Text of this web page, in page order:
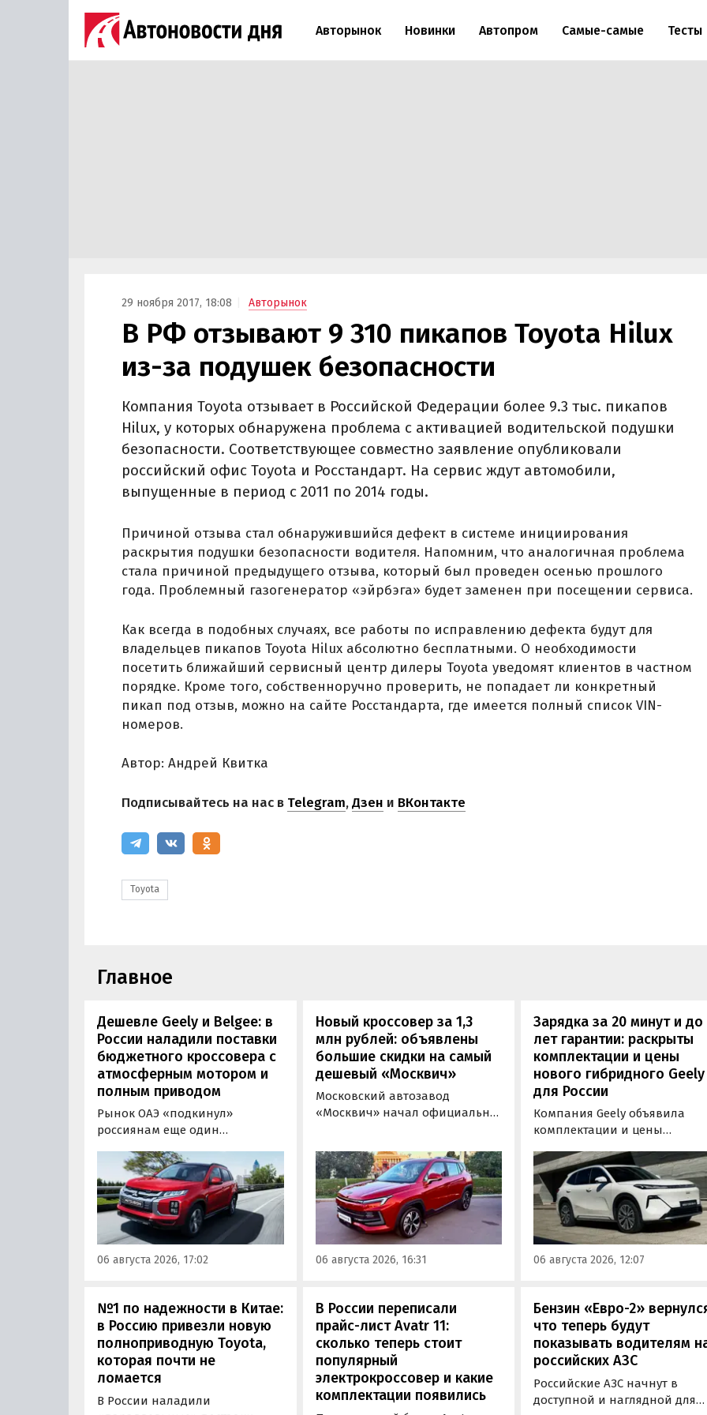
Авторынок Новинки Автопром Самые-самые Тесты
29 ноября 2017, 18:08 Авторынок
В РФ отзывают 9 310 пикапов Toyota Hilux
из-за подушек безопасности
Компания Toyota отзывает в Российской Федерации более 9.3 тыс. пикапов
Hilux, у которых обнаружена проблема с активацией водительской подушки
безопасности. Соответствующее совместно заявление опубликовали
российский офис Toyota и Росстандарт. На сервис ждут автомобили,
выпущенные в период с 2011 по 2014 годы.
Причиной отзыва стал обнаружившийся дефект в системе инициирования
раскрытия подушки безопасности водителя. Напомним, что аналогичная проблема
стала причиной предыдущего отзыва, который был проведен осенью прошлого
года. Проблемный газогенератор «эйрбэга» будет заменен при посещении сервиса.
Как всегда в подобных случаях, все работы по исправлению дефекта будут для
владельцев пикапов Toyota Hilux абсолютно бесплатными. О необходимости
посетить ближайший сервисный центр дилеры Toyota уведомят клиентов в частном
порядке. Кроме того, собственноручно проверить, не попадает ли конкретный
пикап под отзыв, можно на сайте Росстандарта, где имеется полный список VIN-
номеров.
Автор: Андрей Квитка
Подписывайтесь на нас в Telegram,Дзен и ВКонтакте
Toyota
Главное
Дешевле Geely и Belgee: в
России наладили поставки
бюджетного кроссовера с
атмосферным мотором и
полным приводом
Рынок ОАЭ «подкинул»
россиянам еще один
продавался в России
официально. Речь о Mitsubishi
ASX: у дилеров в Эмиратах он
стоит примерно от 1 600 000
рублей по текущему курсу, а у
нас с учетом всех расходов
цены на него стартуют от 2 251
06 августа 2026, 17:02
Новый кроссовер за 1,3
млн рублей: объявлены
большие скидки на самый
дешевый «Москвич»
Московский автозавод
«Москвич» начал официально
прямой выгодой в размере 360
тыс. рублей. Получить такую
скидку можно при покупке
нового автомобиля 2025 или
2026 года выпуска в период с 4
по 31 августа, сообщили в
пресс-службе компании.
06 августа 2026, 16:31
Зарядка за 20 минут и
лет гарантии: раскрыты
комплектации и цены
нового гибридного Geely
для России
Компания Geely объявила
комплектации и цены
новой версии EM-R с
установкой
типа. Автомобиль оснащен
инновационной системой
названием Electric Motor
Extended Range (EM-R) и
заряжаться от 30 до 80%
06 августа 2026, 12:07
№1 по надежности в Китае:
в Россию привезли новую
полноприводную Toyota,
которая почти не
ломается
В России наладили
В России переписали
прайс-лист Avatr 11:
сколько теперь стоит
популярный
электрокроссовер и какие
комплектации появились
Бензин «Евро-2»
что теперь будут
показывать водителям
российских АЗС
Российские АЗС начнут в
доступной и наглядной для